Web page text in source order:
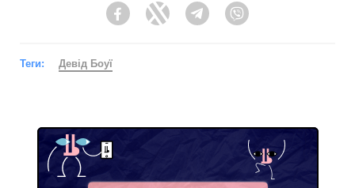
FacebookTwitter Telegram
Теги: Девід Боуї